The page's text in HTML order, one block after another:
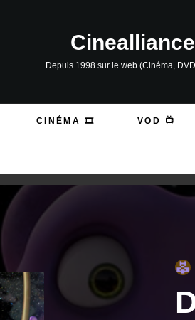
Depuis 1998 sur le web (Cinéma,
CINÉMA 🎞️ VOD 📺